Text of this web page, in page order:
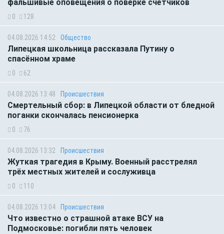
фальшивые оповещения о поверке счётчиков
0 128
04.08.2026 14:52 Общество
Липецкая школьница рассказала Путину о
спасённом храме
0 62
04.08.2026 13:48 Происшествия
Смертельный сбор: в Липецкой области от бледной
поганки скончалась пенсионерка
0 76
04.08.2026 13:32 Происшествия
Жуткая трагедия в Крыму. Военный расстрелял
трёх местных жителей и сослуживца
0 110
04.08.2026 13:04 Происшествия
Что известно о страшной атаке ВСУ на
Подмосковье: погибли пять человек